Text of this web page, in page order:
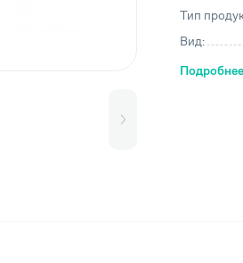
Тип
Вид:
Подробнее